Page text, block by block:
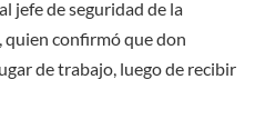
jefe de seguridad de la
quien confirmó que don
de trabajo, luego de recibir